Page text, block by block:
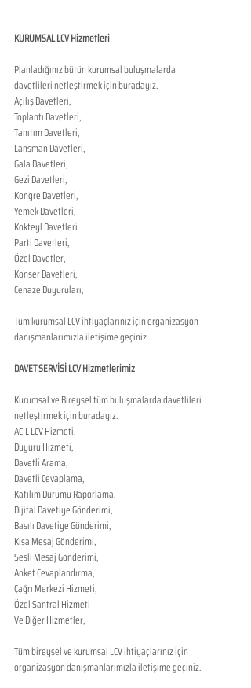
KURUMSAL LCV Hizmetleri
Planladığınız bütün kurumsal buluşmalarda
davetlileri netleştirmek için buradayız.
Açılış Davetleri,
Toplantı Davetleri,
Tanıtım Davetleri,
Lansman Davetleri,
Gala Davetleri,
Gezi Davetleri,
Kongre Davetleri,
Yemek Davetleri,
Kokteyl Davetleri
Parti Davetleri,
Özel Davetler,
Konser Davetleri,
Cenaze Duyuruları,
Tüm kurumsal LCV ihtiyaçlarınız için organizasyon
danışmanlarımızla iletişime geçiniz.
DAVET SERVİSİ LCV Hizmetlerimiz
Kurumsal ve Bireysel tüm buluşmalarda davetlileri
netleştirmek için buradayız.
ACİL LCV Hizmeti,
Duyuru Hizmeti,
Davetli Arama,
Davetli Cevaplama,
Katılım Durumu Raporlama,
Dijital Davetiye Gönderimi,
Basılı Davetiye Gönderimi,
Kısa Mesaj Gönderimi,
Sesli Mesaj Gönderimi,
Anket Cevaplandırma,
Çağrı Merkezi Hizmeti,
Özel Santral Hizmeti
Ve Diğer Hizmetler,
​Tüm bireysel ve kurumsal LCV ihtiyaçlarınız için
organizasyon danışmanlarımızla iletişime geçiniz.